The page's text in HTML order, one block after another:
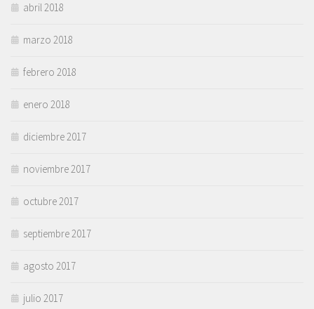
abril 2018
marzo 2018
febrero 2018
enero 2018
diciembre 2017
noviembre 2017
octubre 2017
septiembre 2017
agosto 2017
julio 2017